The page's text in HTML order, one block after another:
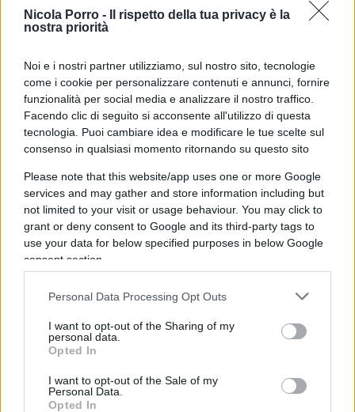
Nicola Porro -
Il rispetto della tua privacy è la
nostra priorità
Noi e i nostri partner utilizziamo, sul nostro sito, tecnologie
come i cookie per personalizzare contenuti e annunci, fornire
funzionalità per social media e analizzare il nostro traffico.
Facendo clic di seguito si acconsente all'utilizzo di questa
tecnologia. Puoi cambiare idea e modificare le tue scelte sul
consenso in qualsiasi momento ritornando su questo sito
Please note that this website/app uses one or more Google
services and may gather and store information including but
not limited to your visit or usage behaviour. You may click to
grant or deny consent to Google and its third-party tags to
use your data for below specified purposes in below Google
consent section.
Personal Data Processing Opt Outs
I want to opt-out of the Sharing of my
personal data.
Opted In
I want to opt-out of the Sale of my
Personal Data.
Opted In
dare?”. Le figlie, lì presenti, non sono
scandalizzate: “Lui è così”. Magari non sarà
poche non sarebbero.
Durante l’intervista, Sgarbi ha rivelato anche di
occasione del compleanno di essersi ferito
mentre rispondeva al telefono al premier. “Mi ha
chiamato l’altro giorno per farmi gli auguri. Nel
momento in cui mi ha chiamato ero in un negozio
e ho sbattuto la testa e mi sono ulteriormente
ammaccato il naso”. Ha poi raccontato il rapporto
della collezione di opere d’arte acquistate nel
tempo, già dedicate ad una fondazione nell’ottica
di trasformarla in un vero e proprio museo. “Io
giro senza soldi da 40 anni – ha raccontato Sgarbi